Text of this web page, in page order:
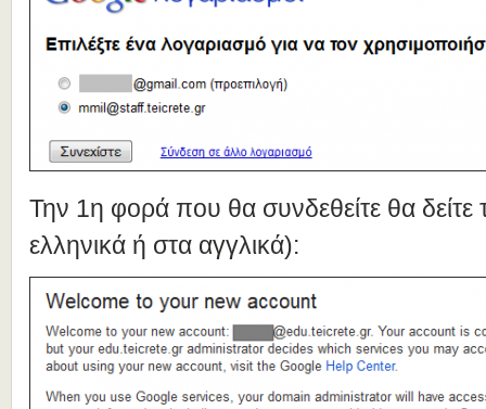
Την 1η φορά που θα συνδεθείτε θα
ελληνικά ή στα αγγλικά):